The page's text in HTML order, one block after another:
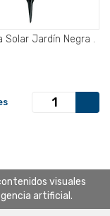
Solar Jardín Negra .
visuales
artificial.